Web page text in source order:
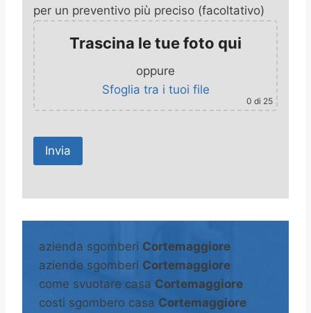
per un preventivo più preciso (facoltativo)
Trascina le tue foto qui
oppure
Sfoglia tra i tuoi file
0 di 25
A
e
n
a
azienda sgomberi Cortemaggiore
aziende sgomberi Cortemaggiore
come svuotare casa Cortemaggiore
costi sgombero casa Cortemaggiore